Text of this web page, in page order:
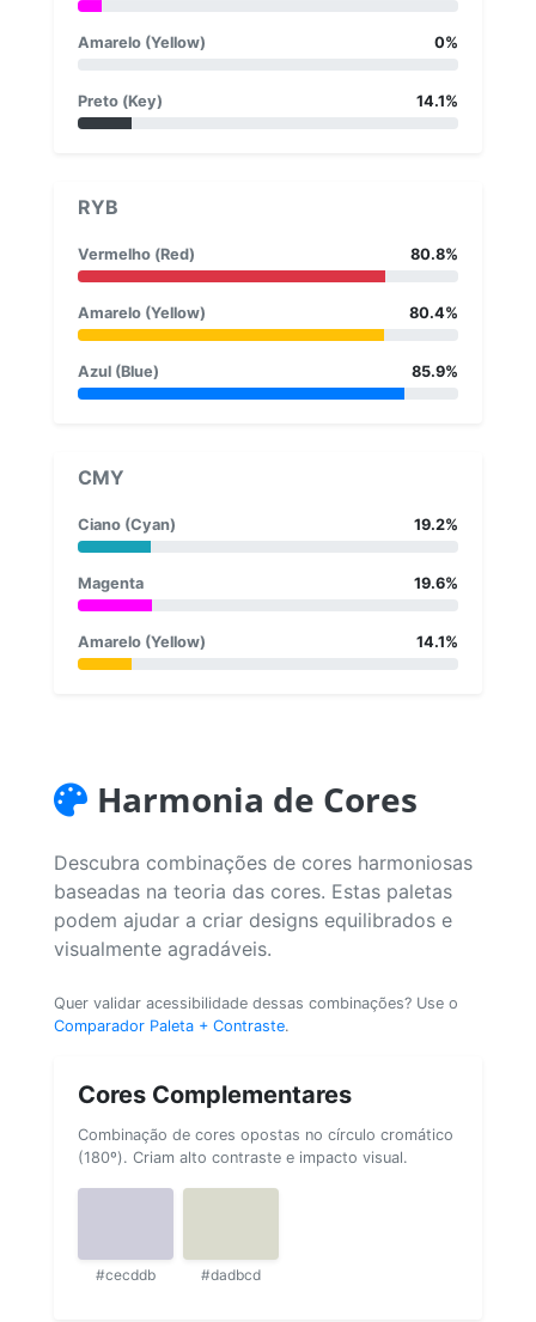
Amarelo (Yellow) 0%
Preto (Key) 14.1%
RYB
Vermelho (Red) 80.8%
Amarelo (Yellow) 80.4%
Azul (Blue) 85.9%
CMY
Ciano (Cyan) 19.2%
Magenta 19.6%
Amarelo (Yellow) 14.1%
Harmonia de Cores
Descubra combinações de cores harmoniosas
baseadas na teoria das cores. Estas paletas
podem ajudar a criar designs equilibrados e
visualmente agradáveis.
Quer validar acessibilidade dessas combinações? Use o
Comparador Paleta + Contraste.
Cores Complementares
Combinação de cores opostas no círculo cromático
(180º). Criam alto contraste e impacto visual.
#cecddb #dadbcd